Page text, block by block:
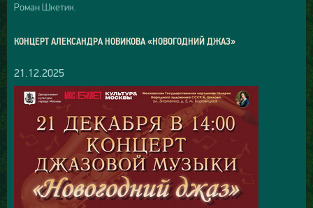
Роман Шкетик.
КОНЦЕРТ АЛЕКСАНДРА НОВИКОВА «НОВОГОДНИЙ ДЖАЗ»
21.12.2025